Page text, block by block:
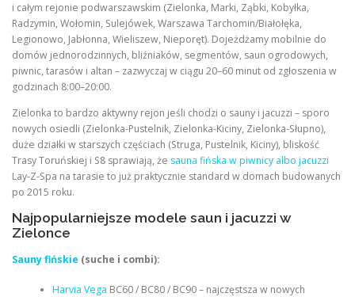
i całym rejonie podwarszawskim (Zielonka, Marki, Ząbki, Kobyłka,
Radzymin, Wołomin, Sulejówek, Warszawa Tarchomin/Białołęka,
Legionowo, Jabłonna, Wieliszew, Nieporęt). Dojeżdżamy mobilnie do
domów jednorodzinnych, bliźniaków, segmentów, saun ogrodowych,
piwnic, tarasów i altan – zazwyczaj w ciągu 20–60 minut od zgłoszenia w
godzinach 8:00–20:00.
Zielonka to bardzo aktywny rejon jeśli chodzi o sauny i jacuzzi – sporo
nowych osiedli (Zielonka-Pustelnik, Zielonka-Kiciny, Zielonka-Słupno),
duże działki w starszych częściach (Struga, Pustelnik, Kiciny), bliskość
Trasy Toruńskiej i S8 sprawiają, że sauna fińska w piwnicy albo jacuzzi
Lay-Z-Spa na tarasie to już praktycznie standard w domach budowanych
po 2015 roku.
Najpopularniejsze modele saun i jacuzzi w
Zielonce
Sauny fińskie (suche i combi):
Harvia Vega BC60 / BC80 / BC90 – najczęstsza w nowych